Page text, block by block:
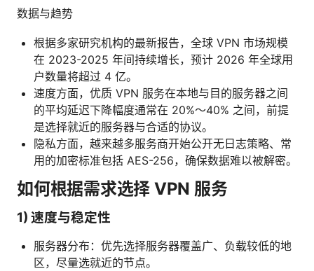
数据与趋势
根据多家研究机构的最新报告，全球 VPN 市场规模
在 2023-2025 年间持续增长，预计 2026 年全球用
户数量将超过 4 亿。
速度方面，优质 VPN 服务在本地与目的服务器之间
的平均延迟下降幅度通常在 20%～40% 之间，前提
是选择就近的服务器与合适的协议。
隐私方面，越来越多服务商开始公开无日志策略、常
用的加密标准包括 AES-256，确保数据难以被解密。
如何根据需求选择 VPN 服务
1) 速度与稳定性
服务器分布：优先选择服务器覆盖广、负载较低的地
区，尽量选就近的节点。